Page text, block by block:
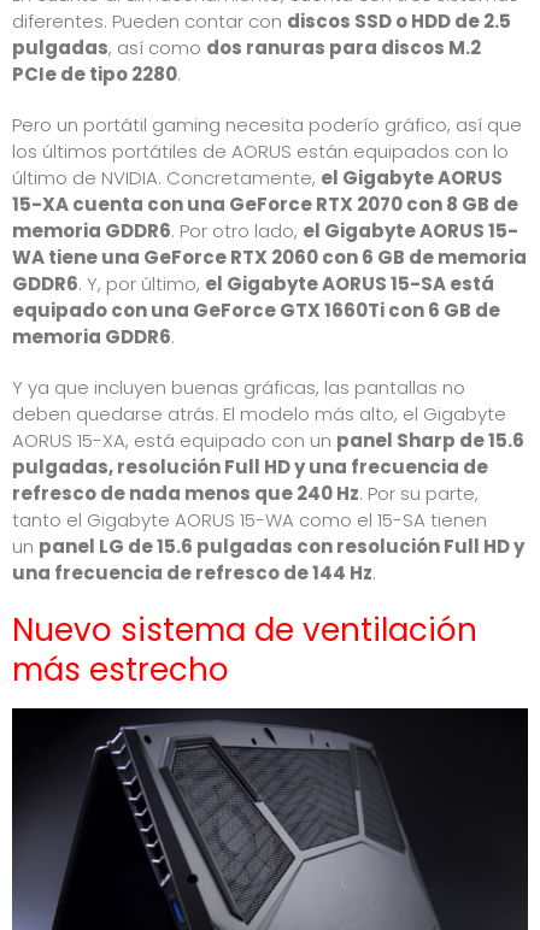
diferentes. Pueden contar con discos SSD o HDD de 2.5
pulgadas, así como dos ranuras para discos M.2
PCIe de tipo 2280.
Pero un portátil gaming necesita poderío gráfico, así que
los últimos portátiles de AORUS están equipados con lo
último de NVIDIA. Concretamente, el Gigabyte AORUS
15-XA cuenta con una GeForce RTX 2070 con 8 GB de
memoria GDDR6. Por otro lado, el Gigabyte AORUS 15-
WA tiene una GeForce RTX 2060 con 6 GB de memoria
GDDR6. Y, por último, el Gigabyte AORUS 15-SA está
equipado con una GeForce GTX 1660Ti con 6 GB de
memoria GDDR6.
Y ya que incluyen buenas gráficas, las pantallas no
deben quedarse atrás. El modelo más alto, el Gigabyte
AORUS 15-XA, está equipado con un panel Sharp de 15.6
pulgadas, resolución Full HD y una frecuencia de
refresco de nada menos que 240 Hz. Por su parte,
tanto el Gigabyte AORUS 15-WA como el 15-SA tienen
un panel LG de 15.6 pulgadas con resolución Full HD y
una frecuencia de refresco de 144 Hz.
Nuevo sistema de ventilación
más estrecho